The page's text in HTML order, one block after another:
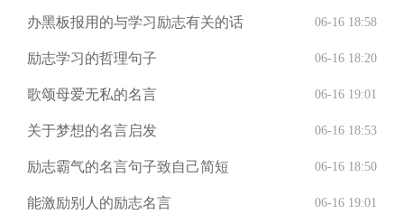
办黑板报用的与学习励志有关的话 06-16 18:58
励志学习的哲理句子 06-16 18:20
歌颂母爱无私的名言 06-16 19:01
关于梦想的名言启发 06-16 18:53
励志霸气的名言句子致自己简短 06-16 18:50
能激励别人的励志名言 06-16 19:01